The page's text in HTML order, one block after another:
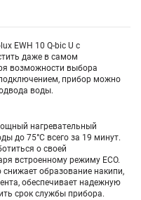
EWH 10 Q-bic U с
даже в самом
возможности выбора
прибор можно
воды.
нагревательный
до 75°C всего за 19 минут.
о своей
встроенному режиму ECO.
снижает образование накипи,
обеспечивает надежную
срок службы прибора.